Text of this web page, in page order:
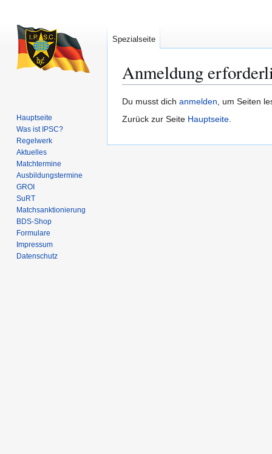
Anmeldung
Zur
Navigation
Zur
Suche
Du musst dich anmelden, um Seiten
Zurück zur Seite Hauptseite.
Spezialseite
Hauptseite
Was ist IPSC?
Regelwerk
Aktuelles
Matchtermine
Ausbildungs­termine
GROI
SuRT
Match­sanktionierung
BDS-Shop
Formulare
Impressum
Datenschutz